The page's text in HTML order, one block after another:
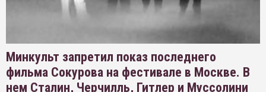
Минкульт запретил показ последнего
фильма Сокурова на фестивале в Москве. В
нем Сталин, Черчилль, Гитлер и Муссолини